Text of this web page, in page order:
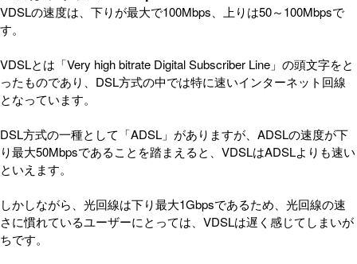
VDSLの速度は、下りが最大で100Mbps、上りは50～100Mbpsで
す。
VDSLとは「Very high bitrate Digital Subscriber Line」の頭文字をと
ったものであり、DSL方式の中では特に速いインターネット回線
となっています。
DSL方式の一種として「ADSL」がありますが、ADSLの速度が下
り最大50Mbpsであることを踏まえると、VDSLはADSLよりも速い
といえます。
しかしながら、光回線は下り最大1Gbpsであるため、光回線の速
さに慣れているユーザーにとっては、VDSLは遅く感じてしまいが
ちです。